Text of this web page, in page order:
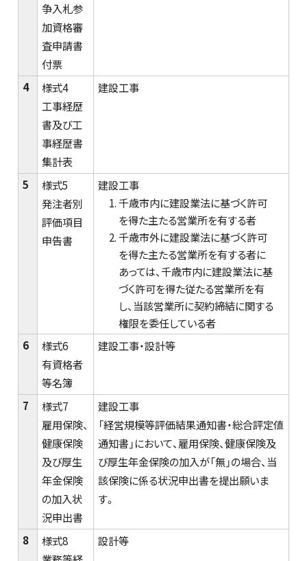
争入札参
加資格審
査申請書
付票
4
様式4
工事経歴
書及び工
事経歴書
集計表
建設工事
5
様式5
発注者別
評価項目
申告書
建設工事
千歳市内に建設業法に基づく許可
を得た主たる営業所を有する者
千歳市外に建設業法に基づく許可
を得た主たる営業所を有する者に
あっては、千歳市内に建設業法に基
づく許可を得た従たる営業所を有
し、当該営業所に契約締結に関する
権限を委任している者
6
様式6
有資格者
等名簿
建設工事・設計等
7
様式7
雇用保険、
健康保険
及び厚生
年金保険
の加入状
況申出書
建設工事
「経営規模等評価結果通知書・総合評定値
通知書」において、雇用保険、健康保険及
び厚生年金保険の加入が「無」の場合、当
該保険に係る状況申出書を提出願いま
す。
8
様式8
設計等